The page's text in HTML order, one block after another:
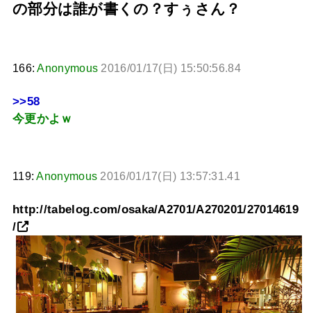
の部分は誰が書くの？すぅさん？
166:Anonymous 2016/01/17(日) 15:50:56.84
>>58
今更かよｗ
119:Anonymous 2016/01/17(日) 13:57:31.41
http://tabelog.com/osaka/A2701/A270201/27014619
/